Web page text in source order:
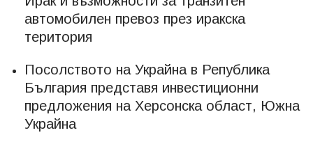
автомобилен превоз през иракска
територия
Посолството на Украйна в Република
България представя инвестиционни
предложения на Херсонска област, Южна
Украйна